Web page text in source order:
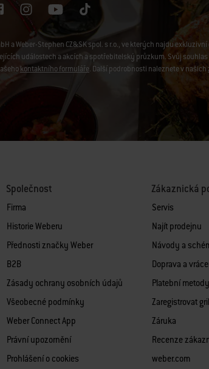
a Weber-Stephen CZ&SK spol. s r.o., ve kterých najdu exkluzivní
událostech a akcích a spotřebitelský průzkum. Svůj
kontaktního formuláře. Další podrobnosti naleznete v našich
Společnost
Firma
Historie Weberu
Přednosti značky Weber
B2B
Zásady ochrany osobních údajů
Všeobecné podmínky
Weber Connect App
Právní upozornění
Prohlášení o cookies
Zákaznická
Servis
Najít prodejnu
Návody a
Doprava a
Platební metody
Zaregistrovat gril
Záruka
Recenze
weber.com